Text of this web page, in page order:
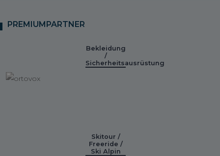
PREMIUMPARTNER
Bekleidung
/
Sicherheitsausrüstung
Skitour /
Freeride /
Ski Alpin